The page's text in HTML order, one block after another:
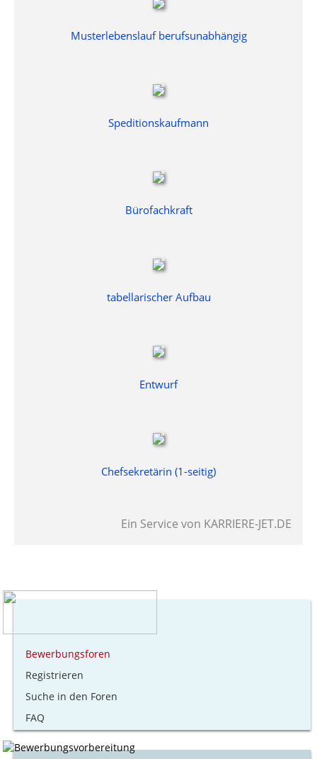
Musterlebenslauf berufsunabhängig
Speditionskaufmann
Bürofachkraft
tabellarischer Aufbau
Entwurf
Chefsekretärin (1-seitig)
Ein Service von KARRIERE-JET.DE
Bewerbungsforen
Registrieren
Suche in den Foren
FAQ